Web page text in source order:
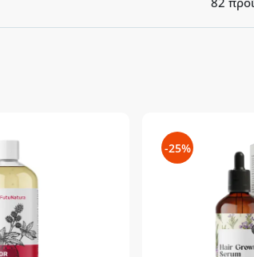
-25%